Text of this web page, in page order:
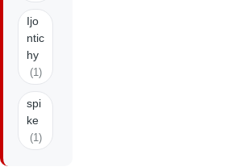
Ijo
ntic
hy
(1)
spi
ke
(1)